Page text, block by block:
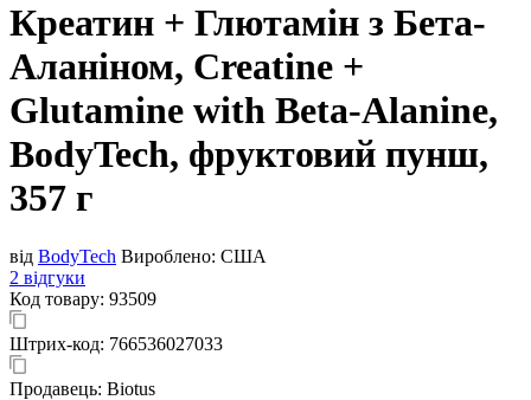
Креатин + Глютамін з Бета-
Аланіном, Creatine +
Glutamine with Beta-Alanine,
BodyTech, фруктовий пунш,
357 г
від BodyTech Вироблено: США
2 відгуки
Код товару: 93509
Штрих-код: 766536027033
Продавець: Biotus